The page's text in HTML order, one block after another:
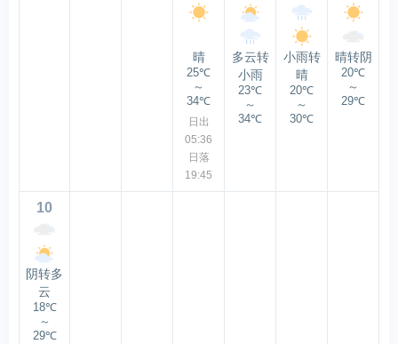
晴
25℃
～
34℃
日出
05:36
日落
19:45
多云转
小雨
23℃
～
34℃
小雨转
晴
20℃
～
30℃
晴转阴
20℃
～
29℃
10
阴转多
云
18℃
～
29℃